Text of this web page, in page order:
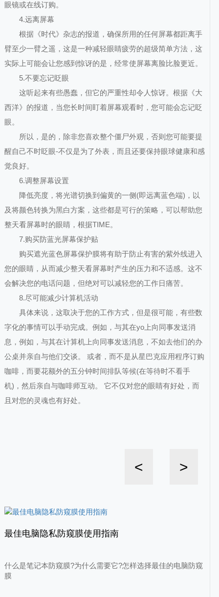
眼镜或在线订购。
4.远离屏幕
根据《时代》杂志的报道，确保所用的任何屏幕都距离手
臂至少一臂之遥，这是一种减轻眼睛疲劳的超级简单方法，这
实际上可能会让您感到惊讶的是，经常使屏幕离脸比脸更近。
5.不要忘记眨眼
这听起来有些愚蠢，但它的严重性却令人惊讶。根据《大
西洋》的报道，当您长时间盯着屏幕观看时，您可能会忘记眨
眼。
所以，是的，除非您喜欢整个僵尸外观，否则您可能要提
醒自己不时眨眼-不仅是为了外表，而且还要保持眼球健康和感
觉良好。
6.调整屏幕设置
降低亮度，将光谱切换到偏黄的一侧(即远离蓝色端)，以
及将颜色转换为黑白方案，这些都是可行的策略，可以帮助您
整天看屏幕时的眼睛，根据TIME。
7.购买防蓝光屏幕保护贴
购买遮光蓝色屏幕保护膜将有助于防止有害的紫外线进入
您的眼睛，从而减少整天看屏幕时产生的压力和不适感。这不
会解决您的电话问题，但绝对可以减轻您的工作日痛苦。
8.尽可能减少计算机活动
具体来说，这取决于您的工作方式，但是很可能，有些数
字化的事情可以手动完成。例如，与其在yo上向同事发送消
息，例如，与其在计算机上向同事发送消息，不如去他们的办
公桌并亲自与他们交谈。 或者，而不是从星巴克应用程序订购
咖啡，而要花额外的五分钟时间排队等候(在等待时不看手
机)，然后亲自与咖啡师互动。 它不仅对您的眼睛有好处，而
且对您的灵魂也有好处。
< >
最佳电脑隐私防窥膜使用指南
什么是笔记本防窥膜?为什么需要它?怎样选择最佳的电脑防窥
膜